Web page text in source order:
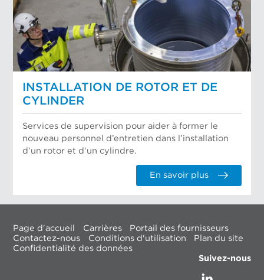
INSTALLATION DE ROTOR ET DE
CYLINDER
Services de supervision pour aider à former le
nouveau personnel d’entretien dans l’installation
d’un rotor et d’un cylindre.
En savoir plus
Page d'accueil Carrières
Portail des fournisseurs
Contactez-nous
Conditions d'utilisation
Plan du site
Confidentialité des données
Suivez-nous